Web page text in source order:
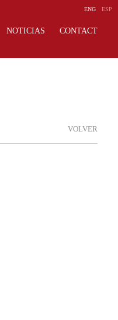
NOTICIAS CONTACT
ENG ESP
VOLVER